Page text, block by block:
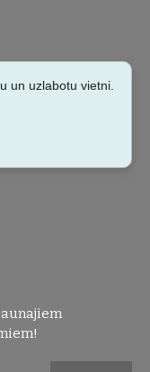
un uzlabotu vietni.